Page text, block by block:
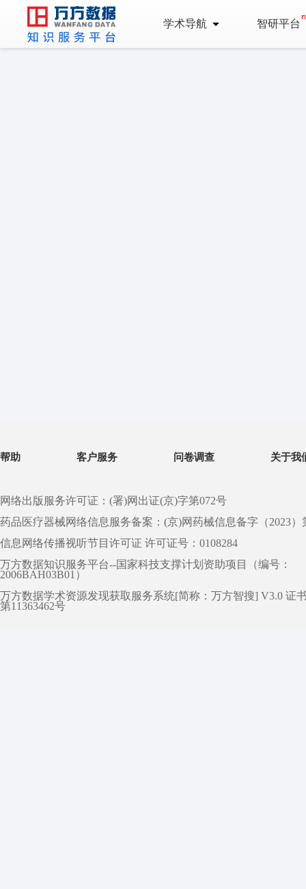
学术导航 智研平台
帮助 客户服务 问卷调查 关于我
网络出版服务许可证：(署)网出证(京)字第072号
药品医疗器械网络信息服务备案：(京)网药械信息备字（2023）
信息网络传播视听节目许可证 许可证号：0108284
万方数据知识服务平台--国家科技支撑计划资助项目（编号：
2006BAH03B01）
万方数据学术资源发现获取服务系统[简称：万方智搜] V3.0 证
第11363462号